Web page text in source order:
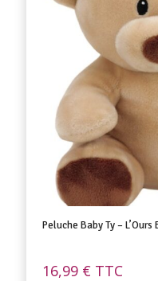
Peluche Baby Ty –
16,99 € TTC